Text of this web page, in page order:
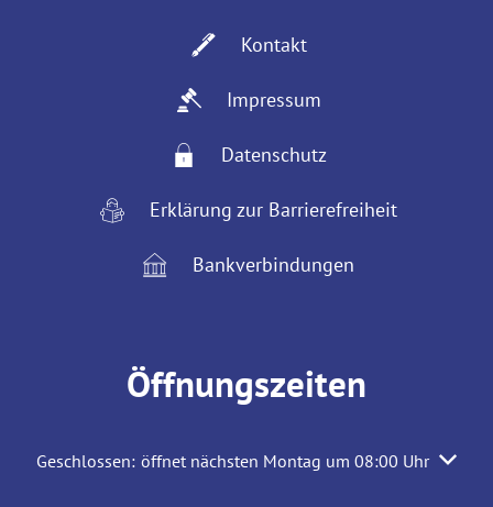
Kontakt
Impressum
Datenschutz
Erklärung zur Barrierefreiheit
Bankverbindungen
Öffnungszeiten
Klicken, um weitere Öffnungs- oder Schließzeiten
Geschlossen: öffnet nächsten Montag um 08:00 Uhr